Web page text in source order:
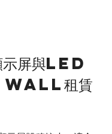
屏與LED
租賃